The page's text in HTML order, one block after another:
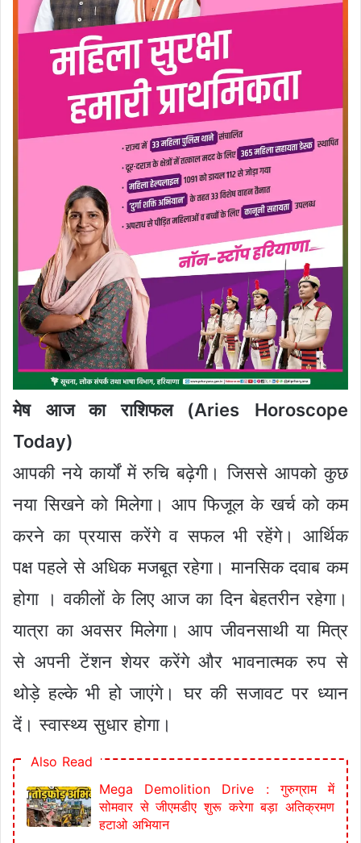
मेष आज का राशिफल (Aries Horoscope
Today)
आपकी नये कार्यों में रुचि बढ़ेगी। जिससे आपको कुछ
नया सिखने को मिलेगा। आप फिजूल के खर्च को कम
करने का प्रयास करेंगे व सफल भी रहेंगे। आर्थिक
पक्ष पहले से अधिक मजबूत रहेगा। मानसिक दवाब कम
होगा । वकीलों के लिए आज का दिन बेहतरीन रहेगा।
यात्रा का अवसर मिलेगा। आप जीवनसाथी या मित्र
से अपनी टेंशन शेयर करेंगे और भावनात्मक रुप से
थोड़े हल्के भी हो जाएंगे। घर की सजावट पर ध्यान
दें। स्वास्थ्य सुधार होगा।
Also Read
Mega Demolition Drive : गुरुग्राम में
सोमवार से जीएमडीए शुरू करेगा बड़ा अतिक्रमण
हटाओ अभियान